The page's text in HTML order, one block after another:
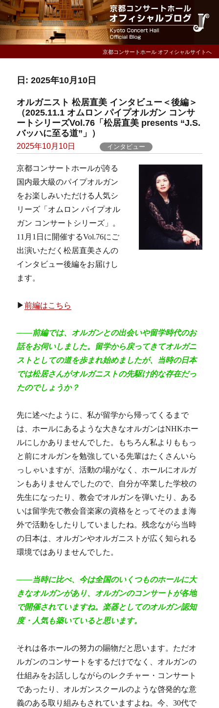
京都コンサートホール オフィシャルサイトへ
日:2025年10月10日
オルガニスト 松居直美 インタビュー＜後編＞
（2025.11.1 オムロン パイプオルガン コンサ
ートシリーズVol.76「松居直美 presents “J.S.
バッハに至る道”」）
Posted
2025年10月10日 インタビュー
京都コンサートホールが誇る
国内最大級のパイプオルガン
をお楽しみいただける人気シ
リーズ「オムロン パイプオル
ガン コンサートシリーズ」。
11月1日に開催するVol.76にご
出演いただく松居直美さんの
インタビュー後編をお届けし
ます。
▶前編はこちら
――前編では、オルガンとの出会いや留学時代のお
話をお伺いしました。留学から戻ってきてオルガニ
ストとしての道を歩まれ始めましたが、当時の日本
では松居さんがオルガニストの先駆け的な存在だっ
たのでしょうか？
先に述べたように、私が留学から帰ってくるまで
は、ホールにあるような大きなオルガンはNHKホー
ルにしかありませんでした。もちろん私よりももっ
と前にオルガンを勉強している先輩はたくさんいら
っしゃいますが、活動の場がなく、ホールにオルガ
ンもありませんでしたので、自分が卒業した学校の
先生になったり、教会でオルガンを弾いたり、ある
いは留学先で教会音楽家の資格をとってそのまま海
外で活動をしたりしていましたね。残念ながら当時
の日本は、オルガンやオルガニストが広く知られる
環境ではありませんでした。
――当時に比べ、今は全国のいくつものホールに大
きなオルガンがあり、オルガンのコンサートが各地
で開催されていますね。楽器としてのオルガン認知
度・人気も築いていると思います。
それは各ホールの努力の賜物だと思います。ただオ
ルガンのコンサートをするだけでなく、オルガンの
仕組みをお話ししながらのレクチャー・コンサート
であったり、オルガンスクールのような啓発的な意
義のある取り組みもされていますよね。今、30代で